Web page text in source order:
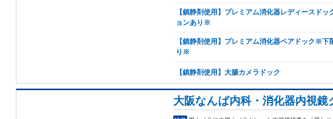
【鎮静剤使用】プレミアム消化器レディースド
ョンあり※
【鎮静剤使用】プレミアム消化器ペアドック※下
り※
【鎮静剤使用】大腸カメラドック
大阪なんば内科・消化器内視鏡